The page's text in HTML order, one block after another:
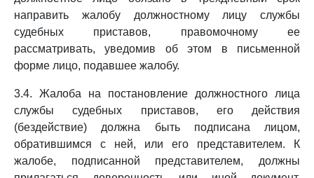
направить жалобу должностному лицу службы
судебных приставов, правомочному ее
рассматривать, уведомив об этом в письменной
форме лицо, подавшее жалобу.
3.4. Жалоба на постановление должностного лица
службы судебных приставов, его действия
(бездействие) должна быть подписана лицом,
обратившимся с ней, или его представителем. К
жалобе, подписанной представителем, должны